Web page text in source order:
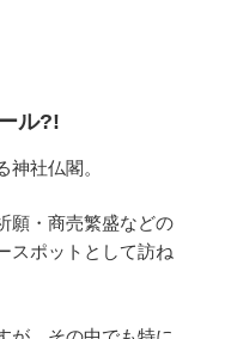
ル?!
社仏閣。
願・商売繁盛などの
スポットとして訪ね